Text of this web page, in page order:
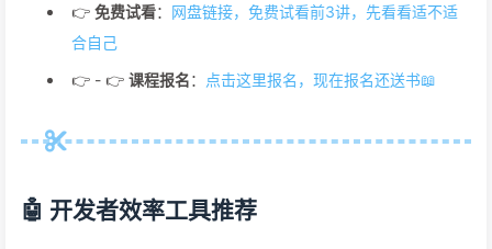
👉 免费试看： 网盘链接，免费试看前3讲，先看看适不适
合自己
👉 - 👉 课程报名： 点击这里报名，现在报名还送书📖
🤖 开发者效率工具推荐